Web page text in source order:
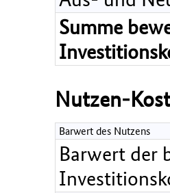
Summe
Nutzen-
Barwert des Nutzens
Barwert der